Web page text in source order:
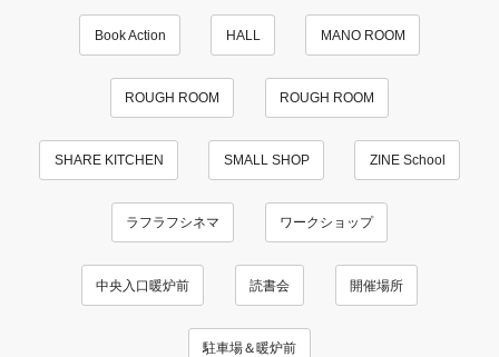
Book Action HALL MANO ROOM
ROUGH ROOM ROUGH ROOM
SHARE KITCHEN SMALL SHOP ZINE School
ラフラフシネマ ワークショップ
中央入口暖炉前 読書会 開催場所
駐車場＆暖炉前